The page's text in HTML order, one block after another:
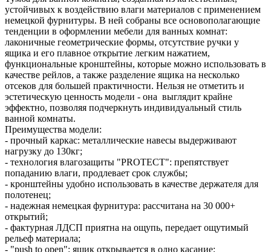
устойчивых к воздействию влаги материалов с применением
немецкой фурнитуры. В ней собраны все основополагающие
тенденции в оформлении мебели для ванных комнат:
лаконичные геометрические формы, отсутствие ручки у
ящика и его плавное открытие легким нажатием,
функциональные кронштейны, которые можно использовать в
качестве рейлов, а также разделение ящика на несколько
отсеков для большей практичности. Нельзя не отметить и
эстетическую ценность модели - она выглядит крайне
эффектно, позволяя подчеркнуть индивидуальный стиль
ванной комнаты.
Преимущества модели:
- прочный каркас: металлические навесы выдерживают
нагрузку до 130кг;
- технология влагозащиты "PROTECT": препятствует
попаданию влаги, продлевает срок службы;
- кронштейны удобно использовать в качестве держателя для
полотенец;
- надежная немецкая фурнитура: рассчитана на 30 000+
открытий;
- фактурная ЛДСП приятна на ощупь, передает ощутимый
рельеф материала;
- "push to open": ящик открывается в одно касание;